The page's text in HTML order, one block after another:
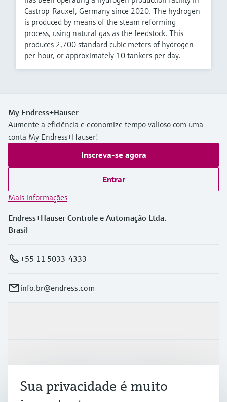
Castrop-Rauxel, Germany since 2020. The hydrogen
is produced by means of the steam reforming
process, using natural gas as the feedstock. This
produces 2,700 standard cubic meters of hydrogen
per hour, or approximately 10 tankers per day.
My Endress+Hauser
Aumente a eficiência e economize tempo valioso com uma
conta My Endress+Hauser!
Inscreva-se agora
Entrar
Mais informações
Endress+Hauser Controle e Automação Ltda.
Brasil
+55 11 5033-4333
info.br@endress.com
Sua privacidade é muito